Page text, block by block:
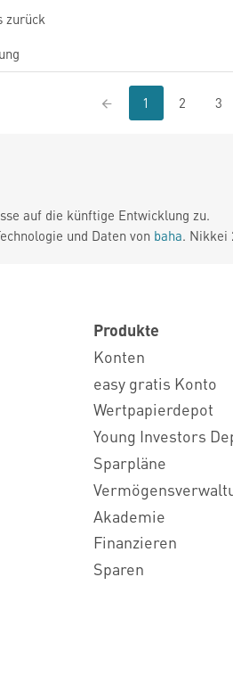
zurück
1 2 3
auf die künftige Entwicklung zu.
und Daten von baha. Nikkei
Produkte
Konten
easy gratis Konto
Wertpapierdepot
Young Investors
Sparpläne
Akademie
Finanzieren
Sparen